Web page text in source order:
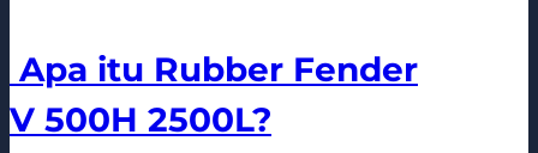
Apa itu Rubber Fender
V 500H 2500L?